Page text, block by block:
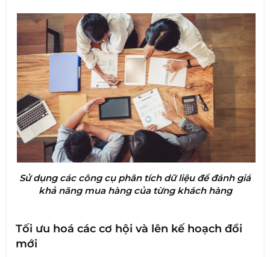
Sử dụng các công cụ phân tích dữ liệu để đánh giá
khả năng mua hàng của từng khách hàng
Tối ưu hoá các cơ hội và lên kế hoạch đổi
mới